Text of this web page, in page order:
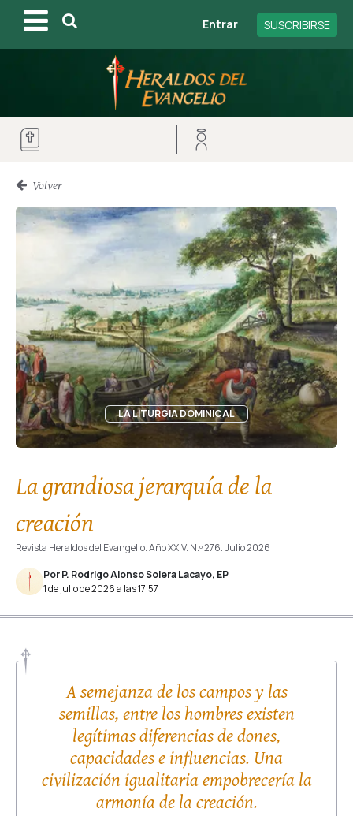
Entrar SUSCRIBIRSE
Volver
LA LITURGIA DOMINICAL
La grandiosa jerarquía de la
creación
Revista Heraldos del Evangelio. Año XXIV. N.º 276. Julio 2026
Por P. Rodrigo Alonso Solera Lacayo, EP
1 de julio de 2026 a las 17:57
A semejanza de los campos y las
semillas, entre los hombres existen
legítimas diferencias de dones,
capacidades e influencias. Una
civilización igualitaria empobrecería la
armonía de la creación.